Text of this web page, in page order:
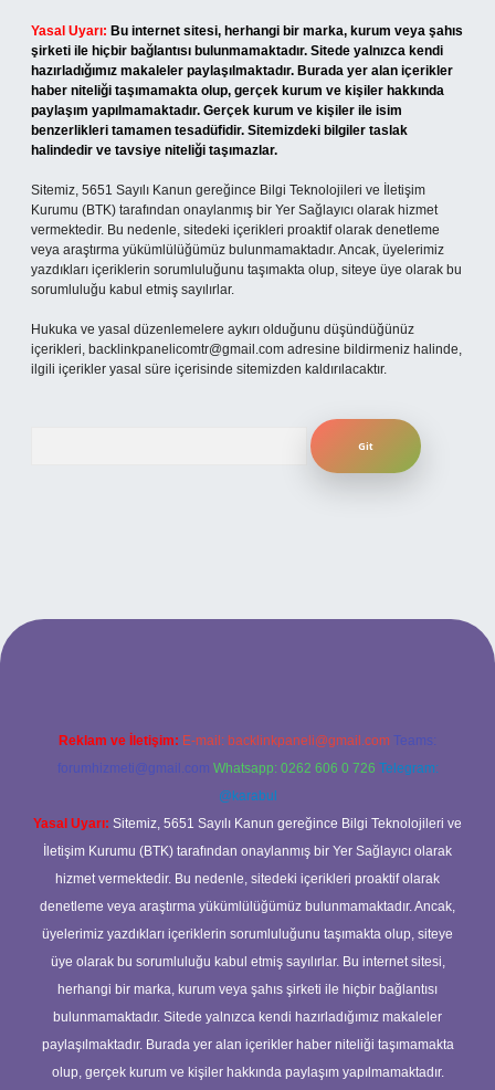
Yasal Uyarı: Bu internet sitesi, herhangi bir marka, kurum veya şahıs
şirketi ile hiçbir bağlantısı bulunmamaktadır. Sitede yalnızca kendi
hazırladığımız makaleler paylaşılmaktadır. Burada yer alan içerikler
haber niteliği taşımamakta olup, gerçek kurum ve kişiler hakkında
paylaşım yapılmamaktadır. Gerçek kurum ve kişiler ile isim
benzerlikleri tamamen tesadüfidir. Sitemizdeki bilgiler taslak
halindedir ve tavsiye niteliği taşımazlar.
Sitemiz, 5651 Sayılı Kanun gereğince Bilgi Teknolojileri ve İletişim
Kurumu (BTK) tarafından onaylanmış bir Yer Sağlayıcı olarak hizmet
vermektedir. Bu nedenle, sitedeki içerikleri proaktif olarak denetleme
veya araştırma yükümlülüğümüz bulunmamaktadır. Ancak, üyelerimiz
yazdıkları içeriklerin sorumluluğunu taşımakta olup, siteye üye olarak bu
sorumluluğu kabul etmiş sayılırlar.
Hukuka ve yasal düzenlemelere aykırı olduğunu düşündüğünüz
içerikleri, backlinkpanelicomtr@gmail.com adresine bildirmeniz halinde,
ilgili içerikler yasal süre içerisinde sitemizden kaldırılacaktır.
giriş
Reklam ve İletişim: E-mail: backlinkpaneli@gmail.com Teams:
forumhizmeti@gmail.com Whatsapp: 0262 606 0 726 Telegram:
@karabul
Yasal Uyarı: Sitemiz, 5651 Sayılı Kanun gereğince Bilgi Teknolojileri ve
İletişim Kurumu (BTK) tarafından onaylanmış bir Yer Sağlayıcı olarak
hizmet vermektedir. Bu nedenle, sitedeki içerikleri proaktif olarak
denetleme veya araştırma yükümlülüğümüz bulunmamaktadır. Ancak,
üyelerimiz yazdıkları içeriklerin sorumluluğunu taşımakta olup, siteye
üye olarak bu sorumluluğu kabul etmiş sayılırlar. Bu internet sitesi,
herhangi bir marka, kurum veya şahıs şirketi ile hiçbir bağlantısı
bulunmamaktadır. Sitede yalnızca kendi hazırladığımız makaleler
paylaşılmaktadır. Burada yer alan içerikler haber niteliği taşımamakta
olup, gerçek kurum ve kişiler hakkında paylaşım yapılmamaktadır.